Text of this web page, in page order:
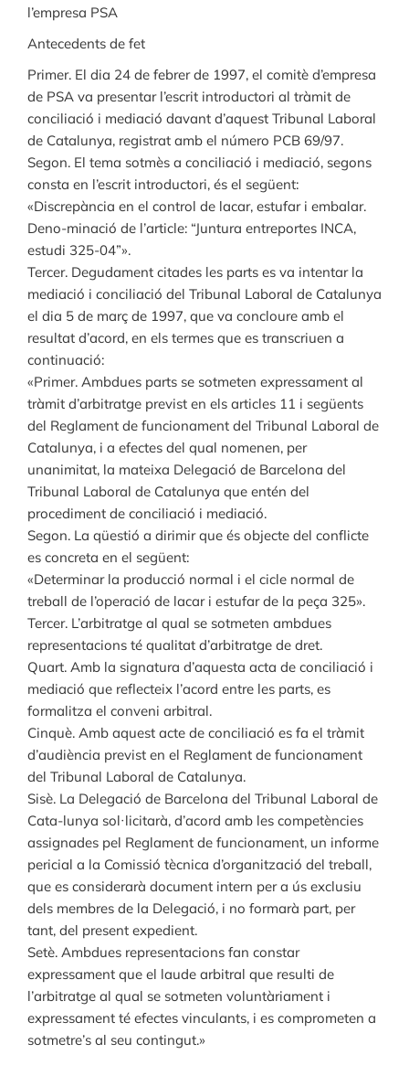
l’empresa PSA
Antecedents de fet
Primer. El dia 24 de febrer de 1997, el comitè d’empresa
de PSA va presentar l’escrit introductori al tràmit de
conciliació i mediació davant d’aquest Tribunal Laboral
de Catalunya, registrat amb el número PCB 69/97.
Segon. El tema sotmès a conciliació i mediació, segons
consta en l’escrit introductori, és el següent:
«Discrepància en el control de lacar, estufar i embalar.
Deno-minació de l’article: “Juntura entreportes INCA,
estudi 325-04”».
Tercer. Degudament citades les parts es va intentar la
mediació i conciliació del Tribunal Laboral de Catalunya
el dia 5 de març de 1997, que va concloure amb el
resultat d’acord, en els termes que es transcriuen a
continuació:
«Primer. Ambdues parts se sotmeten expressament al
tràmit d’arbitratge previst en els articles 11 i següents
del Reglament de funcionament del Tribunal Laboral de
Catalunya, i a efectes del qual nomenen, per
unanimitat, la mateixa Delegació de Barcelona del
Tribunal Laboral de Catalunya que entén del
procediment de conciliació i mediació.
Segon. La qüestió a dirimir que és objecte del conflicte
es concreta en el següent:
«Determinar la producció normal i el cicle normal de
treball de l’operació de lacar i estufar de la peça 325».
Tercer. L’arbitratge al qual se sotmeten ambdues
representacions té qualitat d’arbitratge de dret.
Quart. Amb la signatura d’aquesta acta de conciliació i
mediació que reflecteix l’acord entre les parts, es
formalitza el conveni arbitral.
Cinquè. Amb aquest acte de conciliació es fa el tràmit
d’audiència previst en el Reglament de funcionament
del Tribunal Laboral de Catalunya.
Sisè. La Delegació de Barcelona del Tribunal Laboral de
Cata-lunya sol·licitarà, d’acord amb les competències
assignades pel Reglament de funcionament, un informe
pericial a la Comissió tècnica d’organització del treball,
que es considerarà document intern per a ús exclusiu
dels membres de la Delegació, i no formarà part, per
tant, del present expedient.
Setè. Ambdues representacions fan constar
expressament que el laude arbitral que resulti de
l’arbitratge al qual se sotmeten voluntàriament i
expressament té efectes vinculants, i es comprometen a
sotmetre’s al seu contingut.»